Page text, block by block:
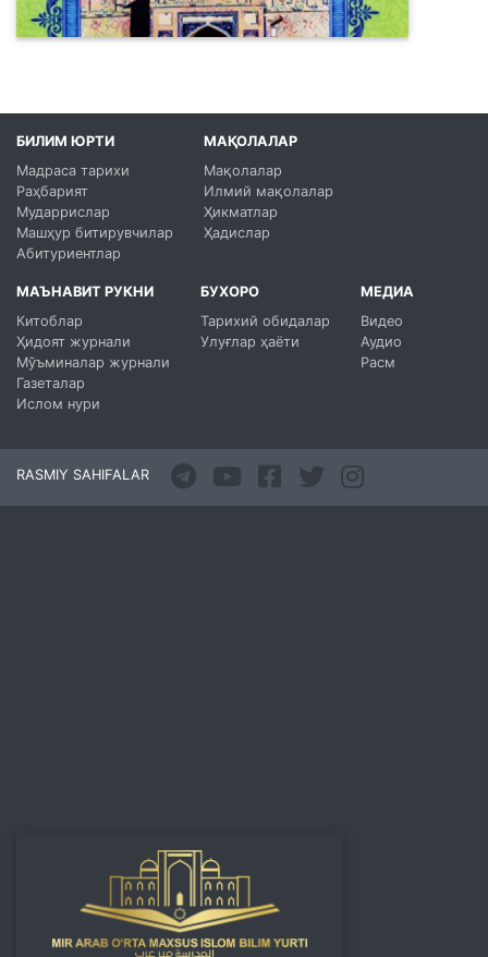
БИЛИМ ЮРТИ
Мадраса тарихи
Раҳбарият
Мударрислар
Машҳур битирувчилар
Абитуриентлар
МАҚОЛАЛАР
Мақолалар
Илмий мақолалар
Ҳикматлар
Ҳадислар
МАЪНАВИТ РУКНИ
Китоблар
Ҳидоят журнали
Мўъминалар журнали
Газеталар
Ислом нури
БУХОРО
Тарихий обидалар
Улуғлар ҳаёти
МЕДИА
Видео
Аудио
Расм
RASMIY SAHIFALAR